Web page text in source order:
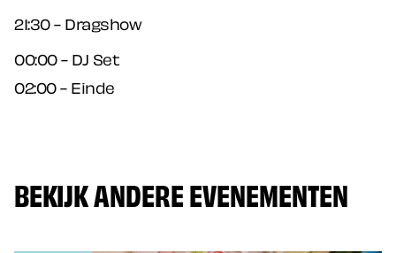
21:30 - Dragshow
00:00 - DJ Set
02:00 - Einde
BEKIJK ANDERE EVENEMENTEN